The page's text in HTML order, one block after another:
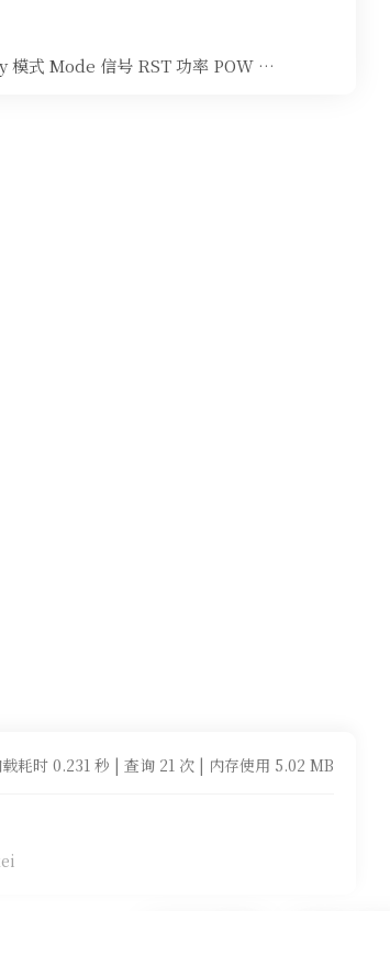
式 Mode 信号 RST 功率 POW …
耗时 0.231 秒 | 查询 21 次 | 内存使用 5.02 MB